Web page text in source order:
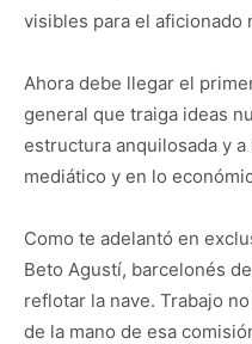
visibles para el aficionado
Ahora debe llegar el
general que traiga ideas
estructura anquilosada y
mediático y en lo
Como te adelantó en
Beto Agustí, barcelonés
reflotar la nave. Trabajo
de la mano de esa